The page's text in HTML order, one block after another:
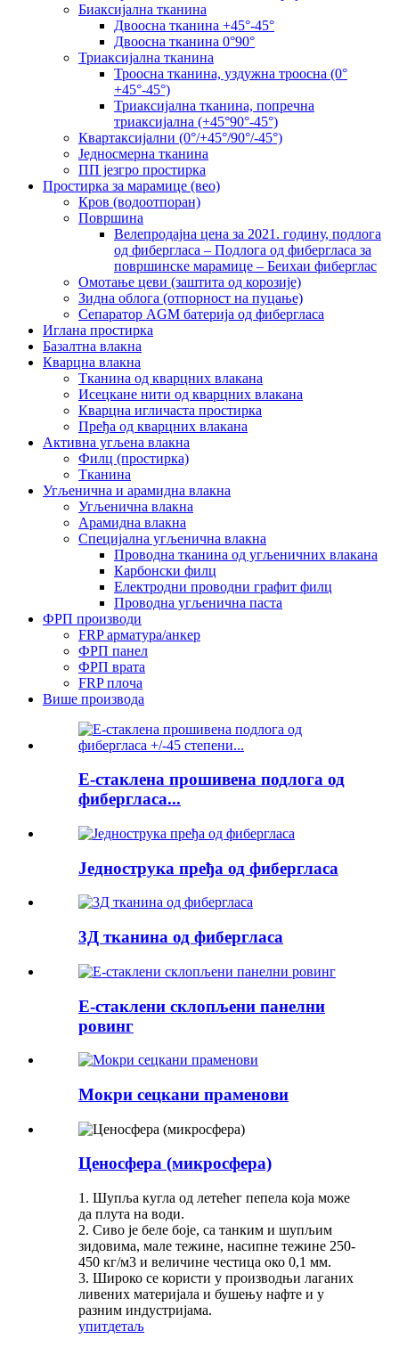
Биаксијална тканина
Двоосна тканина +45°-45°
Двоосна тканина 0°90°
Триаксијална тканина
Троосна тканина, уздужна троосна (0°
+45°-45°)
Триаксијална тканина, попречна
триаксијална (+45°90°-45°)
Квартаксијални (0°/+45°/90°/-45°)
Једносмерна тканина
ПП језгро простирка
Простирка за марамице (вео)
Кров (водоотпоран)
Површина
Велепродајна цена за 2021. годину, подлога
од фибергласа – Подлога од фибергласа за
површинске марамице – Беихаи фиберглас
Омотање цеви (заштита од корозије)
Зидна облога (отпорност на пуцање)
Сепаратор AGM батерија од фибергласа
Иглана простирка
Базалтна влакна
Кварцна влакна
Тканина од кварцних влакана
Исецкане нити од кварцних влакана
Кварцна игличаста простирка
Пређа од кварцних влакана
Активна угљена влакна
Филц (простирка)
Тканина
Угљенична и арамидна влакна
Угљенична влакна
Арамидна влакна
Специјална угљенична влакна
Проводна тканина од угљеничних влакана
Карбонски филц
Електродни проводни графит филц
Проводна угљенична паста
ФРП производи
FRP арматура/анкер
ФРП панел
ФРП врата
FRP плоча
Више производа
Е-стаклена прошивена подлога од
фибергласа...
Једнострука пређа од фибергласа
3Д тканина од фибергласа
Е-стаклени склопљени панелни
ровинг
Мокри сецкани праменови
Ценосфера (микросфера)
1. Шупља кугла од летећег пепела која може
да плута на води.
2. Сиво је беле боје, са танким и шупљим
зидовима, мале тежине, насипне тежине 250-
450 кг/м3 и величине честица око 0,1 мм.
3. Широко се користи у производњи лаганих
ливених материјала и бушењу нафте и у
разним индустријама.
упитдетаљ